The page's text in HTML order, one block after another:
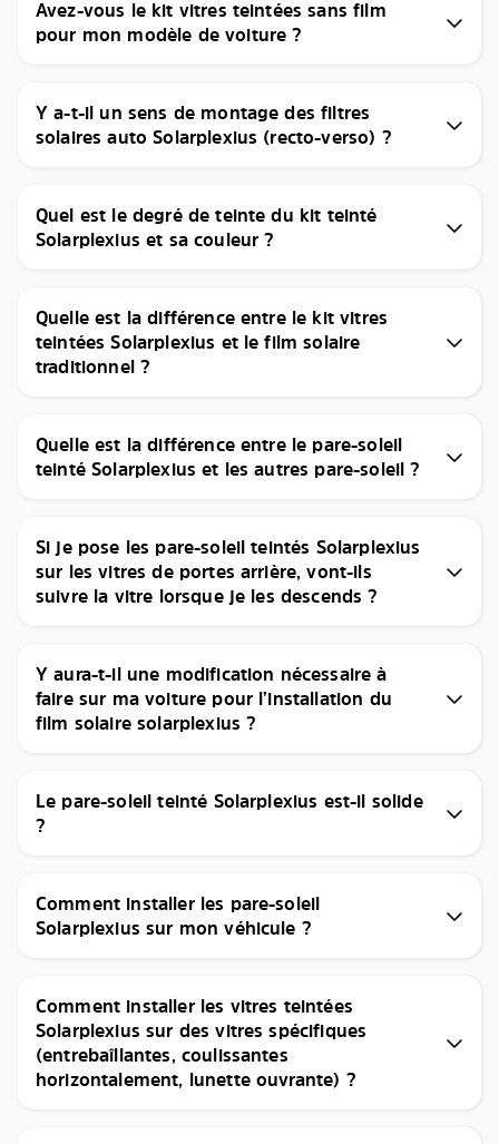
Avez-vous le kit vitres teintées sans film
pour mon modèle de voiture ?
Y a-t-il un sens de montage des filtres
solaires auto Solarplexius (recto-verso) ?
Quel est le degré de teinte du kit teinté
Solarplexius et sa couleur ?
Quelle est la différence entre le kit vitres
teintées Solarplexius et le film solaire
traditionnel ?
Quelle est la différence entre le pare-soleil
teinté Solarplexius et les autres pare-soleil ?
Si je pose les pare-soleil teintés Solarplexius
sur les vitres de portes arrière, vont-ils
suivre la vitre lorsque je les descends ?
Y aura-t-il une modification nécessaire à
faire sur ma voiture pour l’installation du
film solaire solarplexius ?
Le pare-soleil teinté Solarplexius est-il solide
?
Comment installer les pare-soleil
Solarplexius sur mon véhicule ?
Comment installer les vitres teintées
Solarplexius sur des vitres spécifiques
(entrebaîllantes, coulissantes
horizontalement, lunette ouvrante) ?